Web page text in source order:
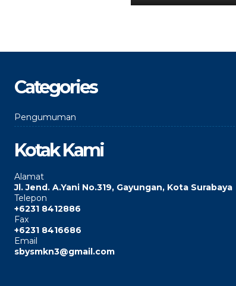
Categories
Pengumuman
Kotak Kami
Alamat
Jl. Jend. A.Yani No.319, Gayungan, Kota Surabaya
Telepon
+6231 8412886
Fax
+6231 8416686
Email
sbysmkn3@gmail.com